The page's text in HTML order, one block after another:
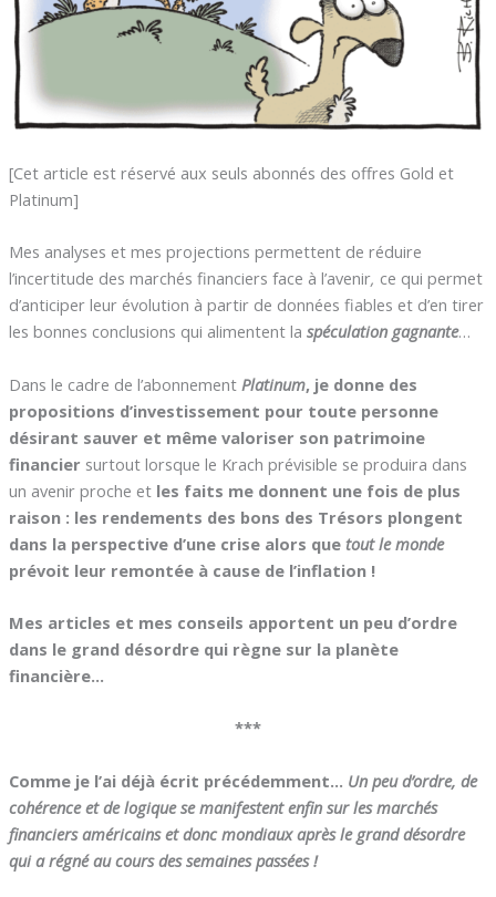
[Cet article est réservé aux seuls abonnés des offres Gold et
Platinum]
Mes analyses et mes projections permettent de réduire
l’incertitude des marchés financiers face à l’avenir, ce qui permet
d’anticiper leur évolution à partir de données fiables et d’en tirer
les bonnes conclusions qui alimentent la spéculation gagnante…
Dans le cadre de l’abonnement Platinum, je donne des
propositions d’investissement pour toute personne
désirant sauver et même valoriser son patrimoine
financier surtout lorsque le Krach prévisible se produira dans
un avenir proche et les faits me donnent une fois de plus
raison : les rendements des bons des Trésors plongent
dans la perspective d’une crise alors que tout le monde
prévoit leur remontée à cause de l’inflation !
Mes articles et mes conseils apportent un peu d’ordre
dans le grand désordre qui règne sur la planète
financière…
***
Comme je l’ai déjà écrit précédemment… Un peu d’ordre, de
cohérence et de logique se manifestent enfin sur les marchés
financiers américains et donc mondiaux après le grand désordre
qui a régné au cours des semaines passées !